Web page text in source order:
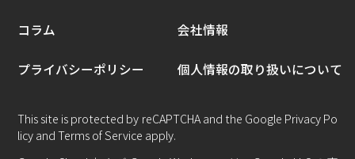
コラム 会社情報
プライバシーポリシー 個人情報の取り扱いについて
This site is protected by reCAPTCHA and the Google Privacy Po
licyandTerms of Service apply.